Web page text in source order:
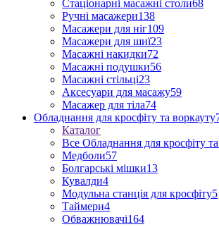
Стаціонарні масажні столи68
Ручні масажери138
Масажери для ніг109
Масажери для шиї23
Масажні накидки72
Масажні подушки56
Масажні стільці23
Аксесуари для масажу59
Масажер для тіла74
Обладнання для кросфіту та воркауту
Каталог
Все Обладнання для кросфіту
Медболи57
Болгарські мішки13
Кувалди4
Модульна станція для кросфіту5
Таймери4
Обважнювачі164